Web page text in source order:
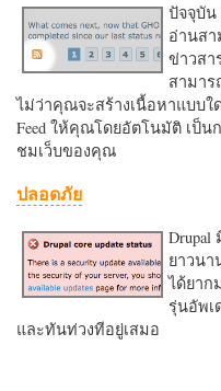
ปัจจุบัน
อ่านสา
ข่าวสา
สามาร
ไม่ว่าคุณจะสร้างเนื้อหาแบบใ
Feed ให้คุณโดยอัตโนมัติ เป็น
ชมเว็บของคุณ
ปลอดภัย
ยาวนา
ได้ยาก
รุ่นอัพเ
และทันท่วงทีอยู่เสมอ